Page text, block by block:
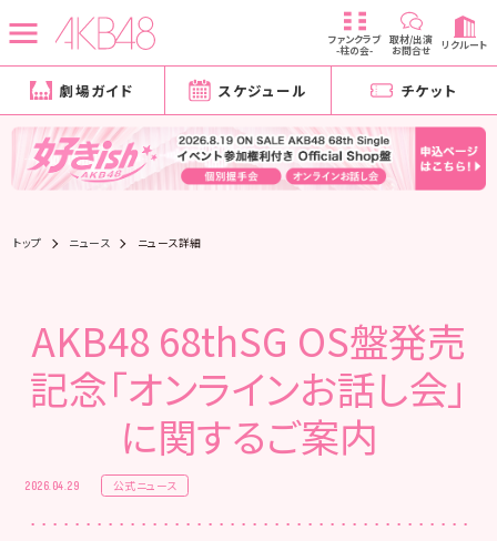
ファンクラブ
-柱の会-
取材/出演
お問合せ リクルート
劇場ガイド スケジュール チケット
トップ ニュース ニュース詳細
AKB48 68thSG OS盤発売
記念「オンラインお話し会」
に関するご案内
2026.04.29 公式ニュース